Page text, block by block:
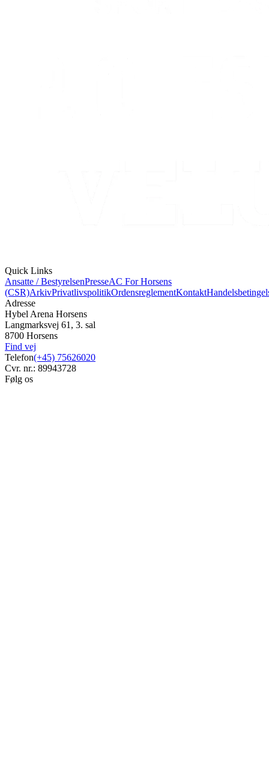
Quick Links
Ansatte / BestyrelsenPresseAC For Horsens
(CSR)ArkivPrivatlivspolitikOrdensreglementKontakt
Adresse
Hybel Arena Horsens
Langmarksvej 61, 3. sal
8700 Horsens
Find vej
Telefon(+45) 75626020
Cvr. nr.: 89943728
Følg os